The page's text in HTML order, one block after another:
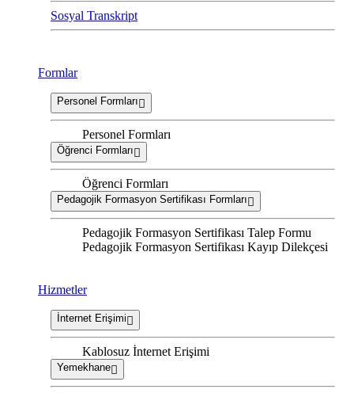
Sosyal Transkript
Formlar
Personel Formları
Personel Formları
Öğrenci Formları
Öğrenci Formları
Pedagojik Formasyon Sertifikası Formları
Pedagojik Formasyon Sertifikası Talep Formu
Pedagojik Formasyon Sertifikası Kayıp Dilekçesi
Hizmetler
İnternet Erişimi
Kablosuz İnternet Erişimi
Yemekhane